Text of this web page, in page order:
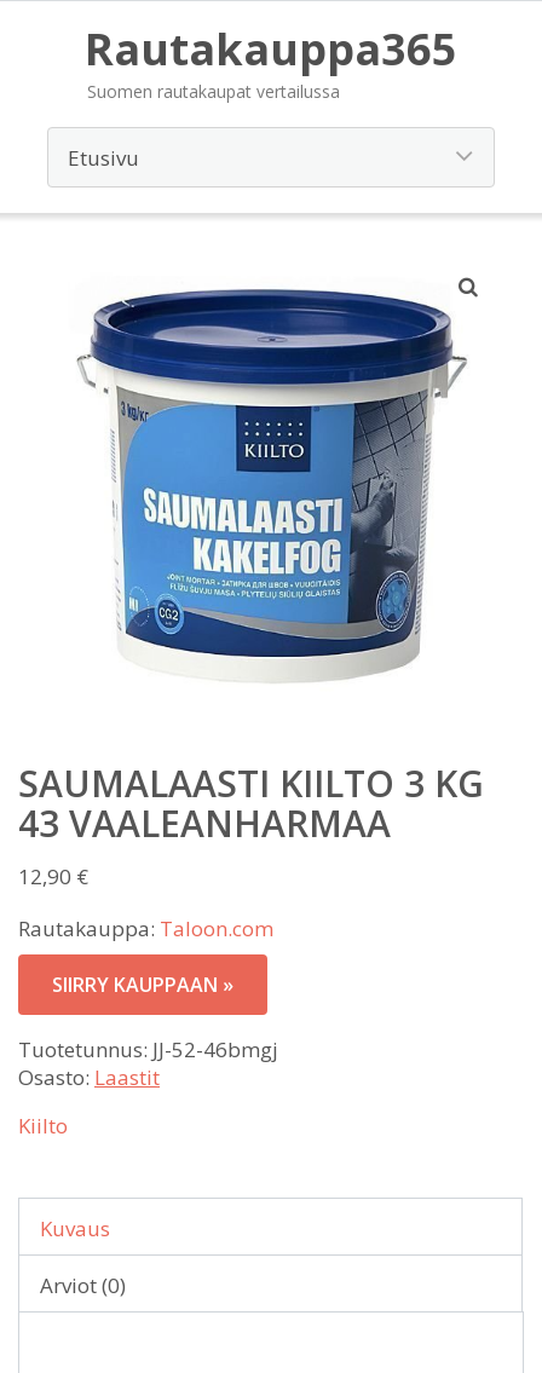
Rautakauppa365
Suomen rautakaupat vertailussa
SAUMALAASTI KIILTO 3 KG
43 VAALEANHARMAA
12,90 €
Rautakauppa: Taloon.com
SIIRRY KAUPPAAN »
Tuotetunnus: JJ-52-46bmgj
Osasto: Laastit
Kiilto
Kuvaus
Arviot (0)